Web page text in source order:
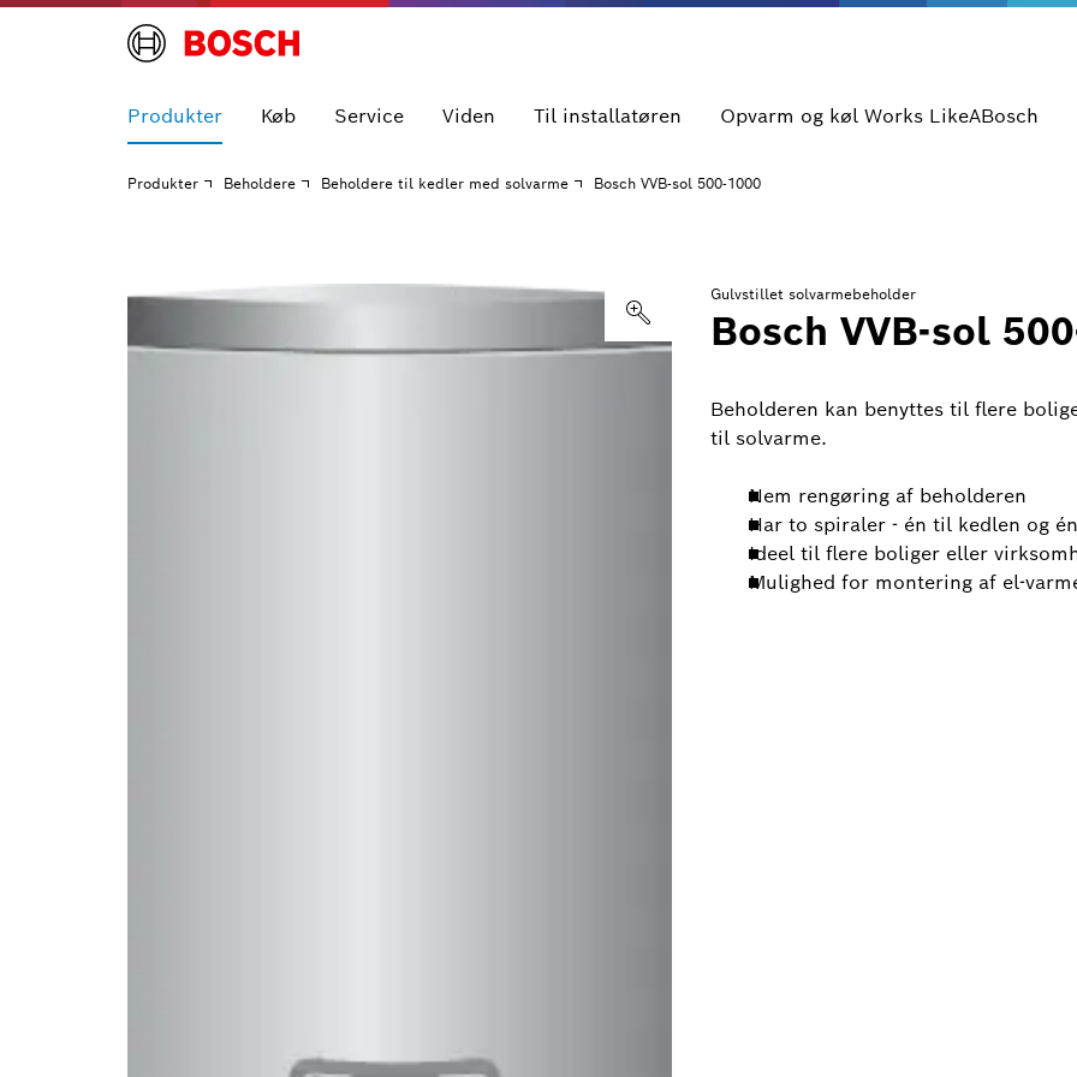
Produkter Køb Service Viden Til installatøren Opvarm og køl Works LikeABosch
Produkter Beholdere Beholdere til kedler med solvarme Bosch VVB-sol 500-1000
Gulvstillet solvarmebeholder
Bosch VVB-sol
Beholderen kan benyttes til flere
til solvarme.
Nem rengøring af beholderen
Har to spiraler - én til kedlen og
Ideel til flere boliger eller
Mulighed for montering af el-